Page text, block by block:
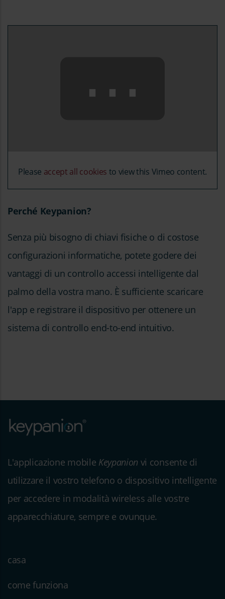
⋯
Please accept all cookies to view this Vimeo content.
Perché Keypanion?
Senza più bisogno di chiavi fisiche o di costose
configurazioni informatiche, potete godere dei
vantaggi di un controllo accessi intelligente dal
palmo della vostra mano. È sufficiente scaricare
l'app e registrare il dispositivo per ottenere un
sistema di controllo end-to-end intuitivo.
L'applicazione mobile Keypanion vi consente di
utilizzare il vostro telefono o dispositivo intelligente
per accedere in modalità wireless alle vostre
apparecchiature, sempre e ovunque.
casa
come funziona